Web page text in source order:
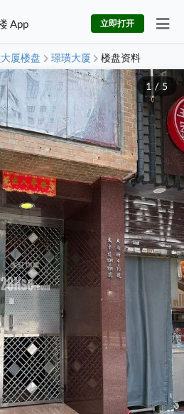
App 立即打开
厦楼盘 璟璜大厦 楼盘资料
1/5